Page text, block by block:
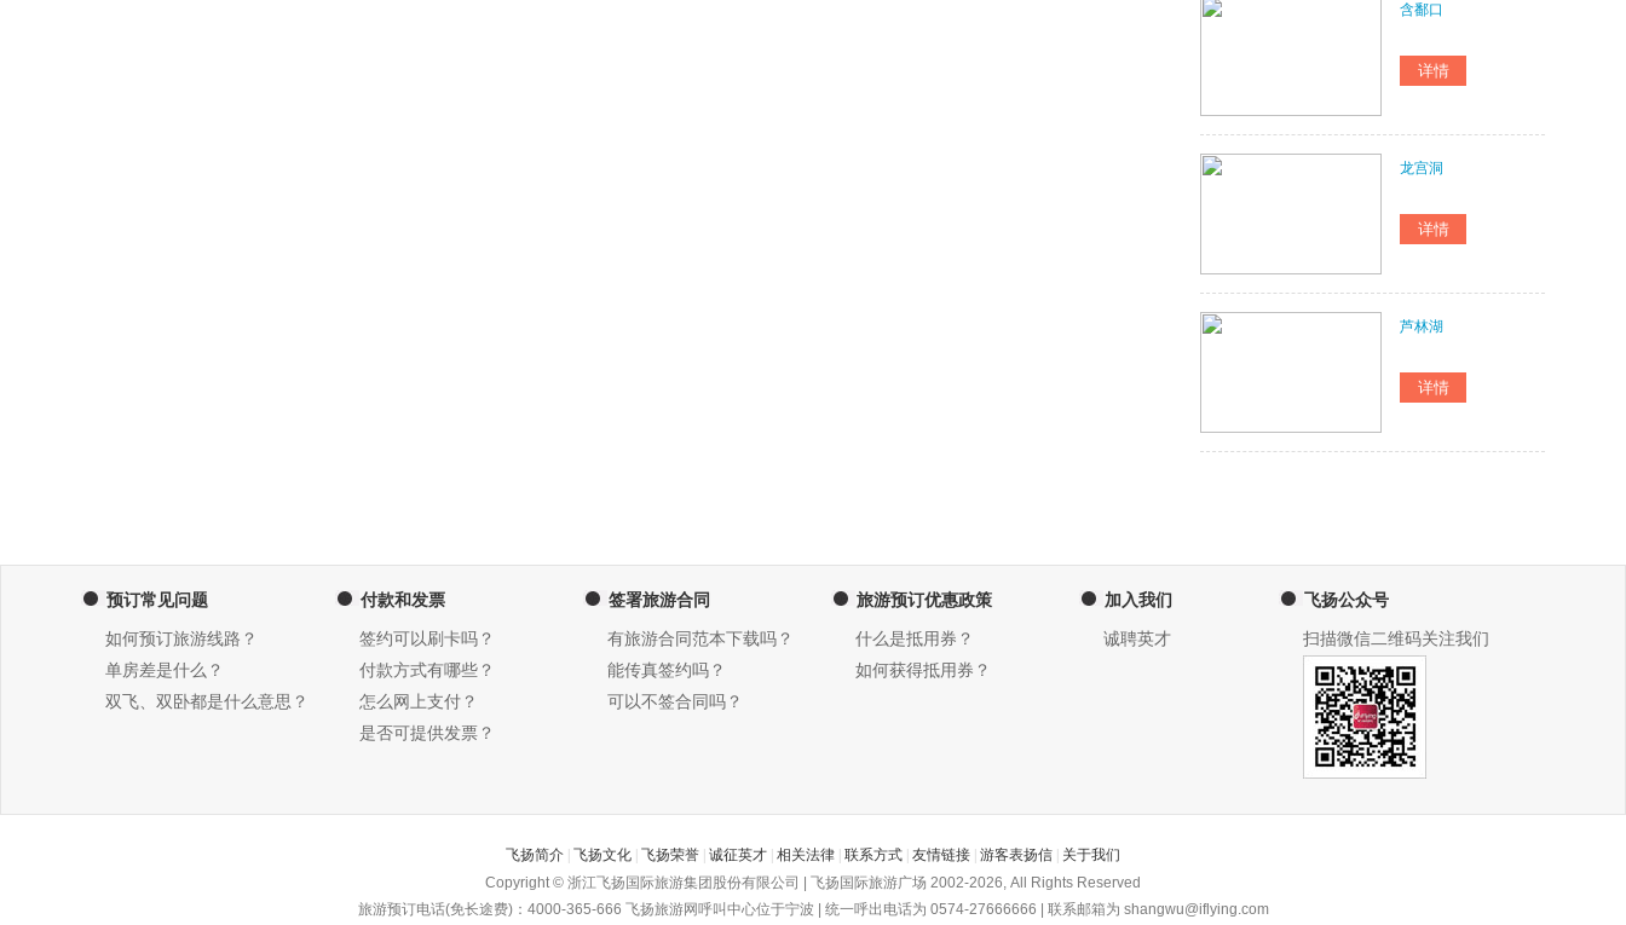
含鄱口
龙宫洞
芦林湖
预订常见问题
如何预订旅游线路？
单房差是什么？
双飞、双卧都是什么意思？
付款和发票
签约可以刷卡吗？
付款方式有哪些？
怎么网上支付？
是否可提供发票？
签署旅游合同
有旅游合同范本下载吗？
能传真签约吗？
可以不签合同吗？
旅游预订优惠政策
什么是抵用券？
如何获得抵用券？
加入我们
诚聘英才
飞扬公众号
扫描微信二维码关注我们
飞扬简介 飞扬文化 飞扬荣誉 诚征英才 相关法律 联系方式 友情链接 游客表扬信
关于我们
Copyright © 浙江飞扬国际旅游集团股份有限公司 | 飞扬国际旅游广场 2002-2026, All Rights Reserved
旅游预订电话(免长途费)：4000-365-666 飞扬旅游网呼叫中心位于宁波 | 统一呼出电话为 0574-27666666 | 联系邮箱为 shangwu@iflying.com